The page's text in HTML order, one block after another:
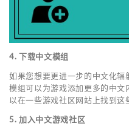
4. 下载中文模组
如果您想要更进一步的中文化
模组可以为游戏添加更多的中
以在一些游戏社区网站上找到这
5. 加入中文游戏社区